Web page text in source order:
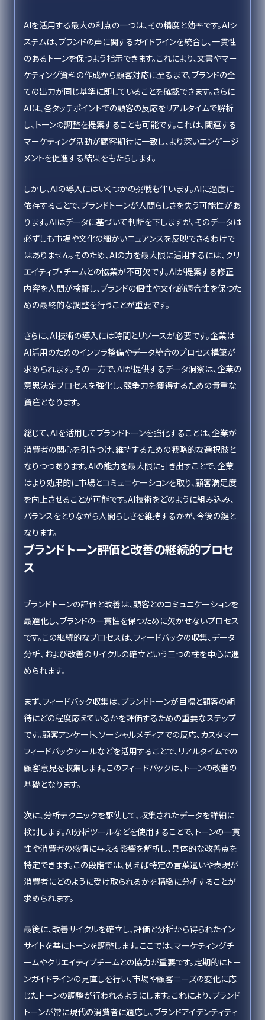
AIを活用する最大の利点の一つは、その精度と効率です。AIシ
ステムは、ブランドの声に関するガイドラインを統合し、一貫性
のあるトーンを保つよう指示できます。これにより、文書やマー
ケティング資料の作成から顧客対応に至るまで、ブランドの全
ての出力が同じ基準に即していることを確認できます。さらに
AIは、各タッチポイントでの顧客の反応をリアルタイムで解析
し、トーンの調整を提案することも可能です。これは、関連する
マーケティング活動が顧客期待に一致し、より深いエンゲージ
メントを促進する結果をもたらします。
しかし、AIの導入にはいくつかの挑戦も伴います。AIに過度に
依存することで、ブランドトーンが人間らしさを失う可能性があ
ります。AIはデータに基づいて判断を下しますが、そのデータは
必ずしも市場や文化の細かいニュアンスを反映できるわけで
はありません。そのため、AIの力を最大限に活用するには、クリ
エイティブ・チームとの協業が不可欠です。AIが提案する修正
内容を人間が検証し、ブランドの個性や文化的適合性を保つた
めの最終的な調整を行うことが重要です。
さらに、AI技術の導入には時間とリソースが必要です。企業は
AI活用のためのインフラ整備やデータ統合のプロセス構築が
求められます。その一方で、AIが提供するデータ洞察は、企業の
意思決定プロセスを強化し、競争力を獲得するための貴重な
資産となります。
総じて、AIを活用してブランドトーンを強化することは、企業が
消費者の関心を引きつけ、維持するための戦略的な選択肢と
なりつつあります。AIの能力を最大限に引き出すことで、企業
はより効果的に市場とコミュニケーションを取り、顧客満足度
を向上させることが可能です。AI技術をどのように組み込み、
バランスをとりながら人間らしさを維持するかが、今後の鍵と
なります。
ブランドトーン評価と改善の継続的プロセ
ス
ブランドトーンの評価と改善は、顧客とのコミュニケーションを
最適化し、ブランドの一貫性を保つために欠かせないプロセス
です。この継続的なプロセスは、フィードバックの収集、データ
分析、および改善のサイクルの確立という三つの柱を中心に進
められます。
まず、フィードバック収集は、ブランドトーンが目標と顧客の期
待にどの程度応えているかを評価するための重要なステップ
です。顧客アンケート、ソーシャルメディアでの反応、カスタマー
フィードバックツールなどを活用することで、リアルタイムでの
顧客意見を収集します。このフィードバックは、トーンの改善の
基礎となります。
次に、分析テクニックを駆使して、収集されたデータを詳細に
検討します。AI分析ツールなどを使用することで、トーンの一貫
性や消費者の感情に与える影響を解析し、具体的な改善点を
特定できます。この段階では、例えば特定の言葉遣いや表現が
消費者にどのように受け取られるかを精緻に分析することが
求められます。
最後に、改善サイクルを確立し、評価と分析から得られたイン
サイトを基にトーンを調整します。ここでは、マーケティングチ
ームやクリエイティブチームとの協力が重要です。定期的にトー
ンガイドラインの見直しを行い、市場や顧客ニーズの変化に応
じたトーンの調整が行われるようにします。これにより、ブランド
トーンが常に現代の消費者に適応し、ブランドアイデンティティ